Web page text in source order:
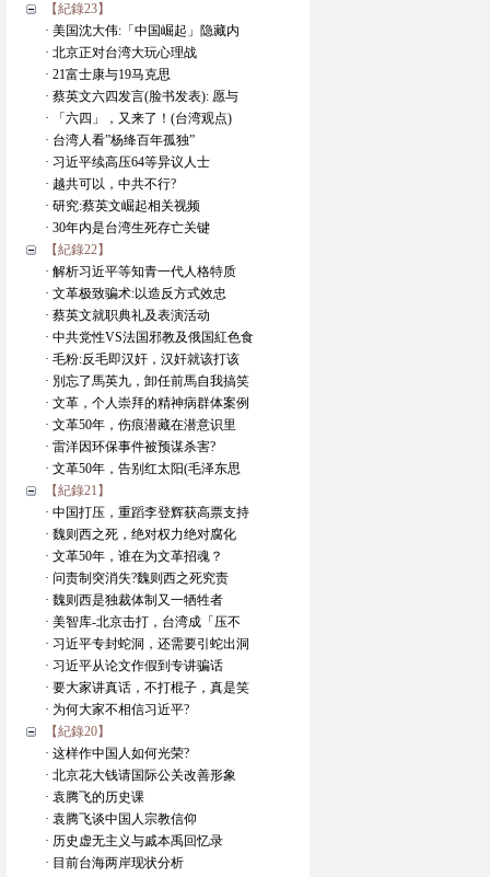
【紀錄23】
· 美国沈大伟:「中国崛起」隐藏内
· 北京正对台湾大玩心理战
· 21富士康与19马克思
· 蔡英文六四发言(脸书发表): 愿与
· 「六四」，又来了！(台湾观点)
· 台湾人看”杨绛百年孤独”
· 习近平续高压64等异议人士
· 越共可以，中共不行?
· 研究:蔡英文崛起相关视频
· 30年内是台湾生死存亡关键
【紀錄22】
· 解析习近平等知青一代人格特质
· 文革极致骗术:以造反方式效忠
· 蔡英文就职典礼及表演活动
· 中共党性VS法国邪教及俄国紅色食
· 毛粉:反毛即汉奸，汉奸就该打该
· 別忘了馬英九，卸任前馬自我搞笑
· 文革，个人崇拜的精神病群体案例
· 文革50年，伤痕潜藏在潜意识里
· 雷洋因环保事件被预谋杀害?
· 文革50年，告别红太阳(毛泽东思
【紀錄21】
· 中国打压，重蹈李登辉获高票支持
· 魏则西之死，绝对权力绝对腐化
· 文革50年，谁在为文革招魂？
· 问责制突消失?魏则西之死究责
· 魏则西是独裁体制又一牺牲者
· 美智库-北京击打，台湾成「压不
· 习近平专封蛇洞，还需要引蛇出洞
· 习近平从论文作假到专讲骗话
· 要大家讲真话，不打棍子，真是笑
· 为何大家不相信习近平?
【紀錄20】
· 这样作中国人如何光荣?
· 北京花大钱请国际公关改善形象
· 袁腾飞的历史课
· 袁腾飞谈中国人宗教信仰
· 历史虚无主义与戚本禹回忆录
· 目前台海两岸现状分析